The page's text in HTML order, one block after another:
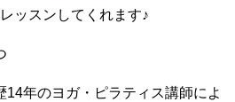
ッスンしてくれます♪
14年のヨガ・ピラティス講師によ